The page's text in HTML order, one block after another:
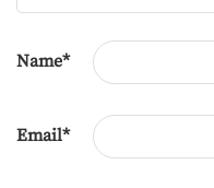
Name*
Email*